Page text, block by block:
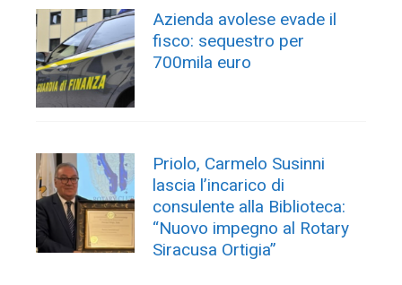
Azienda avolese evade il
fisco: sequestro per
700mila euro
Priolo, Carmelo Susinni
lascia l’incarico di
consulente alla Biblioteca:
“Nuovo impegno al Rotary
Siracusa Ortigia”